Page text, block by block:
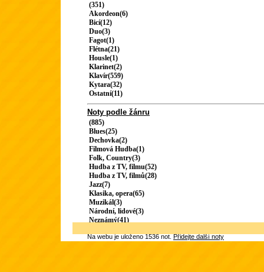
(351)
Akordeon(6)
Bicí(12)
Duo(3)
Fagot(1)
Flétna(21)
Housle(1)
Klarinet(2)
Klavír(559)
Kytara(32)
Ostatní(11)
Noty podle žánru
(885)
Blues(25)
Dechovka(2)
Filmová Hudba(1)
Folk, Country(3)
Hudba z TV, filmu(52)
Hudba z TV, filmů(28)
Jazz(7)
Klasika, opera(65)
Muzikál(3)
Národní, lidové(3)
Neznámý(41)
Na webu je uloženo 1536 not.Přidejte další noty